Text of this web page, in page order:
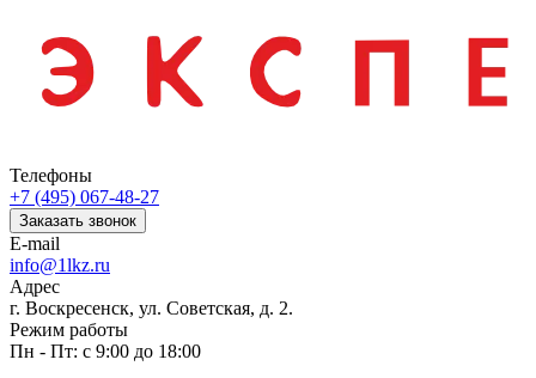
Телефоны
+7 (495) 067-48-27
Заказать звонок
E-mail
info@1lkz.ru
Адрес
г. Воскресенск, ул. Советская, д. 2.
Режим работы
Пн - Пт: с 9:00 до 18:00